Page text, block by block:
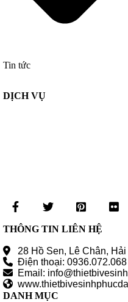
Tin tức
DỊCH VỤ
THÔNG TIN LIÊN HỆ
28 Hồ Sen, Lê Chân, Hải
Điện thoại: 0936.072.068
Email:
DANH MỤC